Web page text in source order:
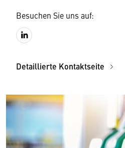
Besuchen Sie uns auf:
Detaillierte Kontaktseite